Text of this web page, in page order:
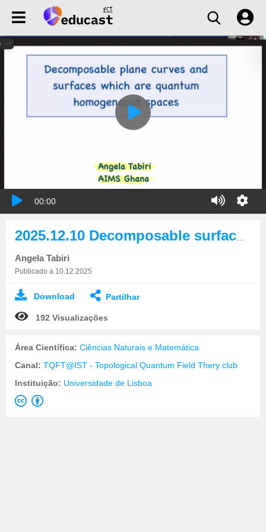
00:00
Angela Tabiri
Publicado a 10.12.2025
Download Partilhar
192 Visualizações
Área Científica: Ciências Naturais e Matemática
Canal: TQFT@IST - Topological Quantum Field Thery club
Instituição: Universidade de Lisboa